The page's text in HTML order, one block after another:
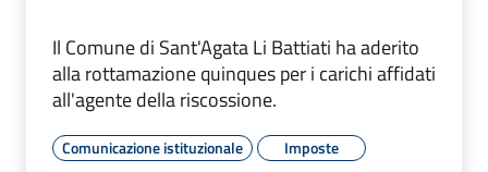
Il Comune di Sant'Agata Li Battiati ha aderito
alla rottamazione quinques per i carichi affidati
all'agente della riscossione.
Comunicazione istituzionale
Imposte